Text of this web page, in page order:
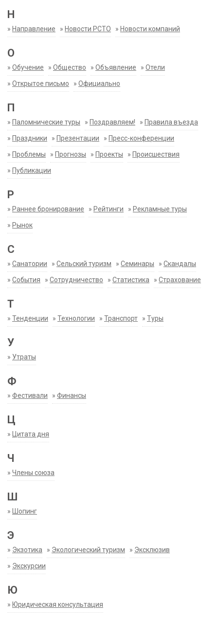
Н
» Направление » Новости РСТО » Новости компаний
О
» Обучение » Общество » Объявление » Отели
» Открытое письмо » Официально
П
» Паломнические туры » Поздравляем! » Правила въезда
» Праздники » Презентации » Пресс-конференции
» Проблемы » Прогнозы » Проекты » Происшествия
» Публикации
Р
» Раннее бронирование » Рейтинги » Рекламные туры
» Рынок
С
» Санатории » Сельский туризм » Семинары » Скандалы
» События » Сотрудничество » Статистика » Страхование
Т
» Тенденции » Технологии » Транспорт » Туры
У
» Утраты
Ф
» Фестивали » Финансы
Ц
» Цитата дня
Ч
» Члены союза
Ш
» Шопинг
Э
» Экзотика » Экологический туризм » Эксклюзив
» Экскурсии
Ю
» Юридическая консультация